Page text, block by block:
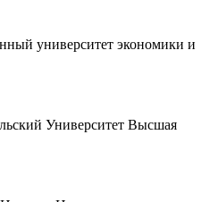
университет экономики и
Университет Высшая